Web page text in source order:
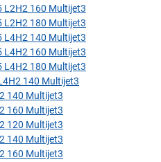
L2H2 160 Multijet3
L2H2 180 Multijet3
L4H2 140 Multijet3
L4H2 160 Multijet3
L4H2 180 Multijet3
140 Multijet3
140 Multijet3
160 Multijet3
120 Multijet3
140 Multijet3
160 Multijet3